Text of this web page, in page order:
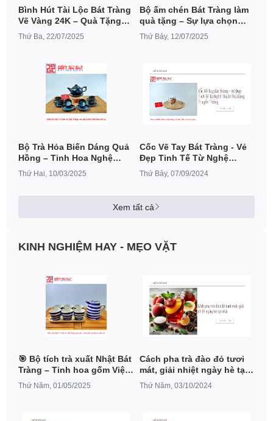
Bình Hút Tài Lộc Bát Tràng
Vẽ Vàng 24K – Quà Tặng
Cao Cấp, Ý Nghĩa
Thứ Ba, 22/07/2025
Bộ ấm chén Bát Tràng làm
quà tặng – Sự lựa chọn
tinh tế cho doanh nghiệp,
đại hội, kỷ niệm
Thứ Bảy, 12/07/2025
Bộ Trà Hỏa Biến Dáng Quả
Hồng – Tinh Hoa Nghệ
Thuật Gốm Sứ Bát Tràng
Thứ Hai, 10/03/2025
Cốc Vẽ Tay Bát Tràng - Vẻ
Đẹp Tinh Tế Từ Nghệ
Thuật Thủ Công Truyền
Thống
Thứ Bảy, 07/09/2024
Xem tất cả
KINH NGHIỆM HAY - MẸO VẶT
🎯 Bộ tích trà xuất Nhật Bát
Tràng – Tinh hoa gốm Việt,
ưu đãi giảm giá 20%
Thứ Năm, 01/05/2025
Cách pha trà đào đỏ tươi
mát, giải nhiệt ngày hè tại
nhà
Thứ Năm, 03/10/2024